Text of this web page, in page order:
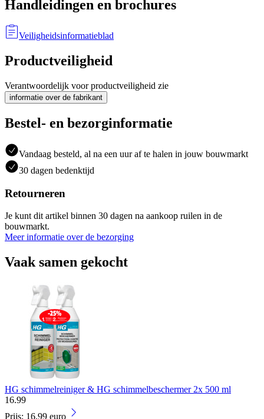
Handleidingen en brochures
Veiligheidsinformatieblad
Productveiligheid
Verantwoordelijk voor productveiligheid zie
informatie over de fabrikant
Bestel- en bezorginformatie
Vandaag besteld, al na een uur af te halen in jouw bouwmarkt
30 dagen bedenktijd
Retourneren
Je kunt dit artikel binnen 30 dagen na aankoop ruilen in de
bouwmarkt.
Meer informatie over de bezorging
Vaak samen gekocht
HG schimmelreiniger & HG schimmelbeschermer 2x 500 ml
16.99
Prijs: 16.99 euro